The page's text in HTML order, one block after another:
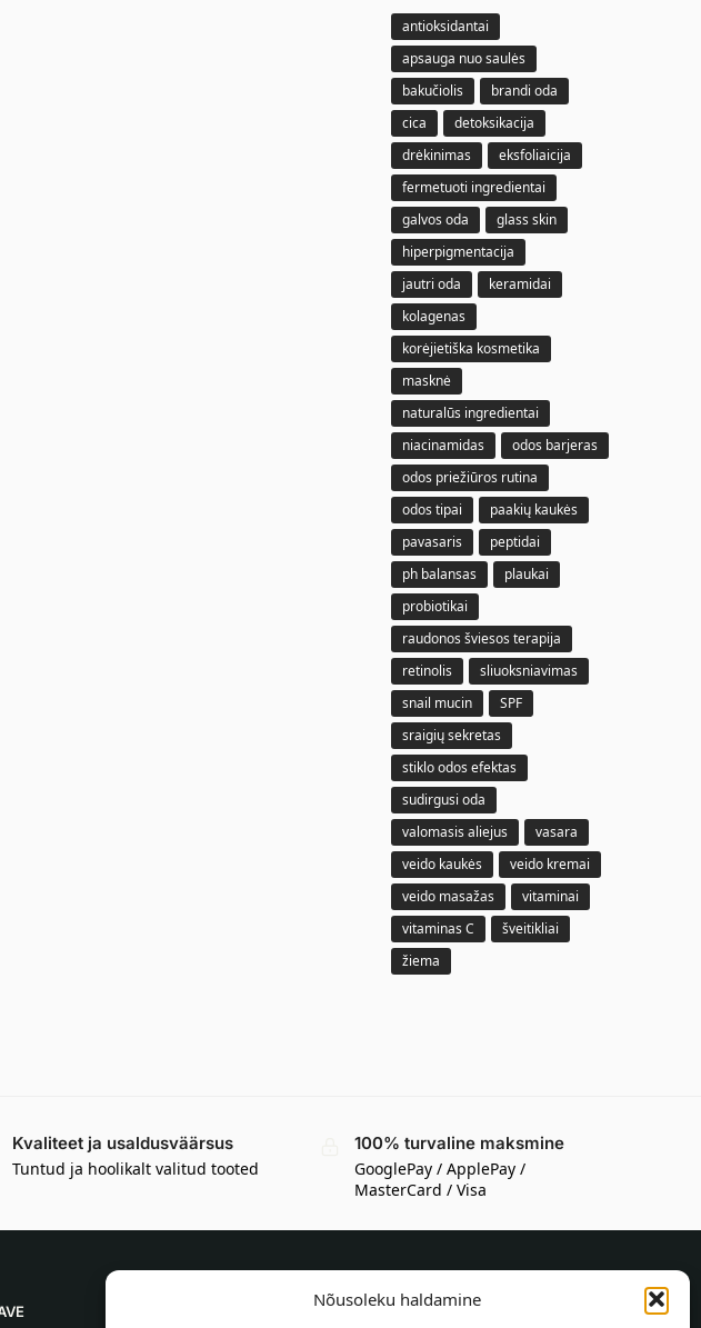
Nõusoleku haldamine
antioksidantai
apsauga nuo saulės
bakučiolis
brandi oda
cica
detoksikacija
drėkinimas
eksfoliaicija
fermetuoti ingredientai
galvos oda
glass skin
hiperpigmentacija
jautri oda
keramidai
kolagenas
korėjietiška kosmetika
masknė
naturalūs ingredientai
niacinamidas
odos barjeras
odos priežiūros rutina
odos tipai
paakių kaukės
pavasaris
peptidai
ph balansas
plaukai
probiotikai
raudonos šviesos terapija
retinolis
sliuoksniavimas
snail mucin
SPF
sraigių sekretas
stiklo odos efektas
sudirgusi oda
valomasis aliejus
vasara
veido kaukės
veido kremai
veido masažas
vitaminai
vitaminas C
šveitikliai
žiema
Kvaliteet ja usaldusväärsus
Tuntud ja hoolikalt valitud tooted
100% turvaline maksmine
GooglePay / ApplePay /
MasterCard / Visa
TEAVE OSTJALE